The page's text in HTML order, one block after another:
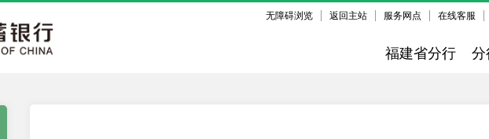
无障碍浏览 返回主站 服务网点 在线客服
福建省分行 分